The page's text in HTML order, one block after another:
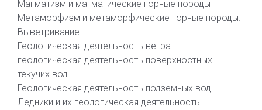
Магматизм и магматические горные породы
Метаморфизм и метаморфические горные породы.
Выветривание
Геологическая деятельность ветра
геологическая деятельность поверхностных
текучих вод
Геологическая деятельность подземных вод
Ледники и их геологическая деятельность